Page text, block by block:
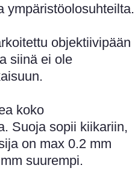
ympäristöolosuhteilta.
objektiivipään
siinä ei ole
koko
Suoja sopii kiikariin,
on max 0.2 mm
suurempi.